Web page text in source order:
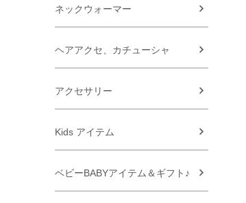
ネックウォーマー
ヘアアクセ、カチューシャ
アクセサリー
Kids アイテム
ベビーBABYアイテム＆ギフト♪